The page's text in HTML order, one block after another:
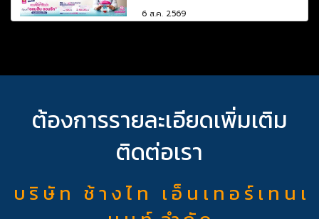
6 ส.ค. 2569
ต้องการรายละเอียดเพิ่มเติม
ติดต่อเรา
บ ริ ษั ท ช้ า ง ไ ท เ อ็ น เ ท อ ร์ เ ท น เ